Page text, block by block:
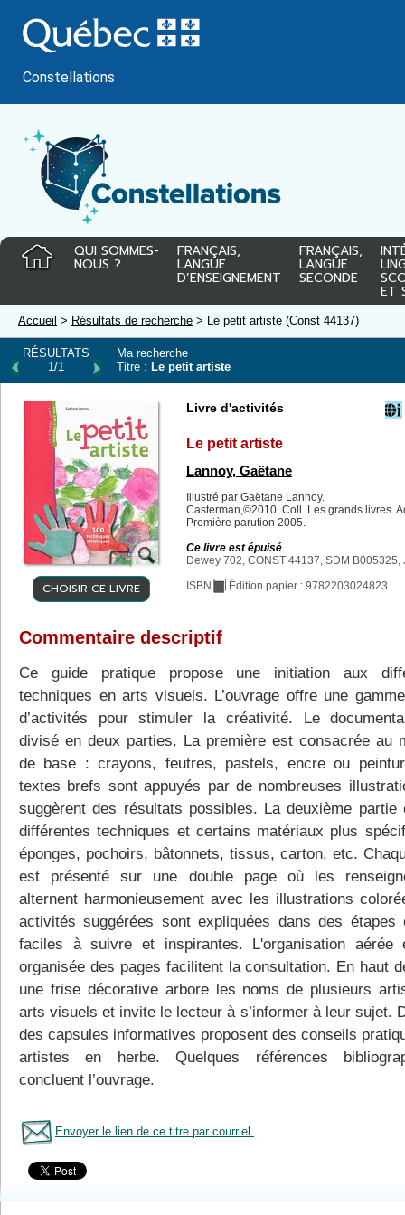
au
contenu
Constellations
QUI SOMMES-
NOUS ?
FRANÇAIS,
LANGUE
D’ENSEIGNEMENT
FRANÇAIS,
LANGUE
SECONDE
ET
Accueil > Résultats de recherche > Le petit artiste (Const 44137)
RÉSULTATS
1/1
Ma recherche
Titre : Le petit artiste
CHOISIR CE LIVRE
Livre d'activités
Le petit artiste
Lannoy, Gaëtane
Illustré par Gaëtane Lannoy.
Casterman,©2010. Coll. Les grands livres.
Première parution 2005.
Ce livre est épuisé
Dewey 702, CONST 44137, SDM B005325,
ISBN Édition papier : 9782203024823
Commentaire descriptif
Ce guide pratique propose une initiation aux
techniques en arts visuels. L’ouvrage offre une
d’activités pour stimuler la créativité. Le
divisé en deux parties. La première est consacrée au
de base : crayons, feutres, pastels, encre ou
textes brefs sont appuyés par de nombreuses
suggèrent des résultats possibles. La deuxième partie
différentes techniques et certains matériaux plus
éponges, pochoirs, bâtonnets, tissus, carton, etc.
est présenté sur une double page où les
alternent harmonieusement avec les illustrations
activités suggérées sont expliquées dans des étapes
faciles à suivre et inspirantes. L'organisation aérée
organisée des pages facilitent la consultation. En haut
une frise décorative arbore les noms de plusieurs
arts visuels et invite le lecteur à s’informer à leur sujet.
des capsules informatives proposent des conseils
artistes en herbe. Quelques références
concluent l’ouvrage.
Envoyer le lien de ce titre par courriel.